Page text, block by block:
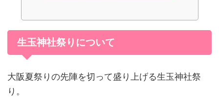
生玉神社祭りについて
大阪夏祭りの先陣を切って盛り上げる生玉神社祭
り。